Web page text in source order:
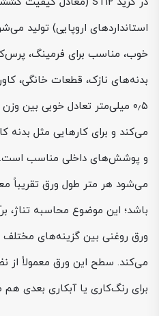
استانداردهای اروپایی) تولید
خوب، مناسب برای فرمینگ،
بدنه‌های نازک، قطعات خانگی،
۰٫۵ میلی‌متر تعادل خوبی بین
می‌کند و برای کارهایی مثل بدنه
می‌شود هر متر طول ورق تقریباً
باشد؛ این موضوع محاسبه تناژ،
ورق روغنی بین گزینه‌های مختلف
می‌کند. سطح این ورق معمولاً از
برای رنگ‌کاری یا آبکاری بعدی